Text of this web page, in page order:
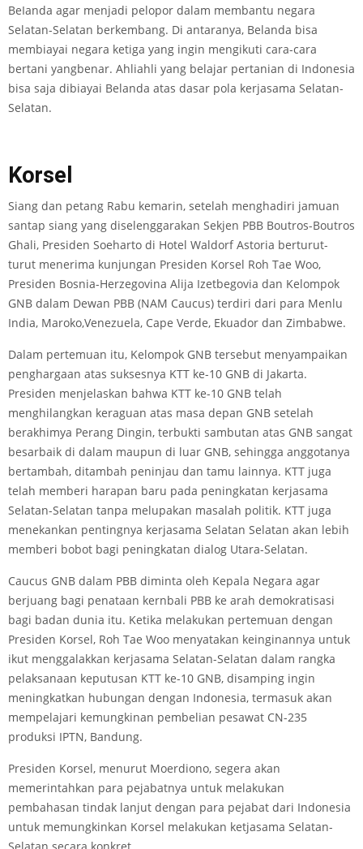
BeIanda agar menjadi pelopor dalam membantu negara
Selatan-Selatan berkembang. Di antaranya, Belanda bisa
membiayai negara ketiga yang ingin mengikuti cara-cara
bertani yangbenar. Ahli­ahli yang belajar pertanian di Indonesia
bisa saja dibiayai Belanda atas dasar pola kerjasama Selatan-
Selatan.
Korsel
Siang dan petang Rabu kemarin, setelah menghadiri jamuan
santap siang yang diselenggarakan Sekjen PBB Boutros-Boutros
Ghali, Presiden Soeharto di Hotel Waldorf Astoria berturut-
turut menerima kunjungan Presiden Korsel Roh Tae Woo,
Presiden Bosnia-Herzegovina Alija Izetbegovia dan Kelompok
GNB dalam Dewan PBB (NAM Caucus) terdiri dari para Menlu
India, Maroko,Venezuela, Cape Verde, Ekuador dan Zimbabwe.
Dalam pertemuan itu, Kelompok GNB tersebut menyampaikan
penghargaan atas suksesnya KTT ke-10 GNB di Jakarta.
Presiden menjelaskan bahwa KTT ke-10 GNB telah
menghilangkan keraguan atas masa depan GNB setelah
berakhimya Perang Dingin, terbukti sambutan atas GNB sangat
besarbaik di dalam maupun di luar GNB, sehingga anggotanya
bertambah, ditambah peninjau dan tamu lainnya. KTT juga
telah memberi harapan baru pada peningkatan kerjasama
Selatan-Selatan tanpa melupakan masalah politik. KTT juga
menekankan pentingnya kerjasama Selatan­ Selatan akan lebih
memberi bobot bagi peningkatan dialog Utara-Selatan.
Caucus GNB dalam PBB diminta oleh Kepala Negara agar
berjuang bagi penataan kernbali PBB ke arah demokratisasi
bagi badan dunia itu. Ketika melakukan pertemuan dengan
Presiden Korsel, Roh Tae Woo menyatakan keinginannya untuk
ikut menggalakkan kerjasama Selatan-Selatan dalam rangka
pelaksanaan keputusan KTT ke-10 GNB, disamping ingin
meningkatkan hubungan dengan Indonesia, termasuk akan
mempelajari kemungkinan pembelian pesawat CN-235
produksi IPTN, Bandung.
Presiden Korsel, menurut Moerdiono, segera akan
memerintahkan para pejabatnya untuk melakukan
pembahasan tindak lanjut dengan para pejabat dari Indonesia
untuk memungkinkan Korsel melakukan ketjasama Selatan-